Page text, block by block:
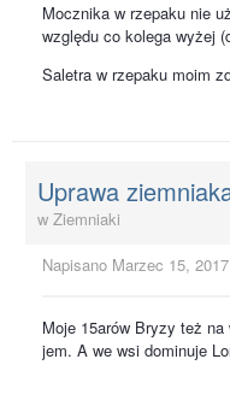
Mocznika w rzepaku nie
względu co kolega wyżej
Saletra w rzepaku moim
Uprawa
w Ziemniaki
Napisano Marzec 15, 2017
Moje 15arów Bryzy też
jem. A we wsi dominuje